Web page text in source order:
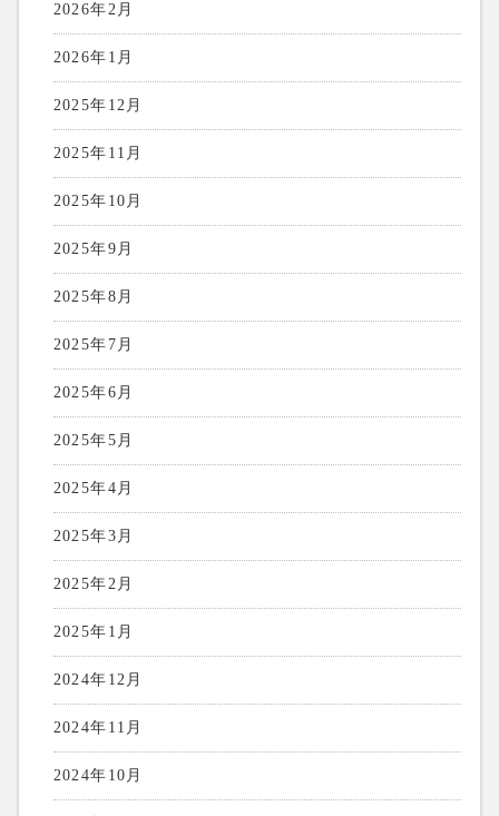
2026年2月
2026年1月
2025年12月
2025年11月
2025年10月
2025年9月
2025年8月
2025年7月
2025年6月
2025年5月
2025年4月
2025年3月
2025年2月
2025年1月
2024年12月
2024年11月
2024年10月